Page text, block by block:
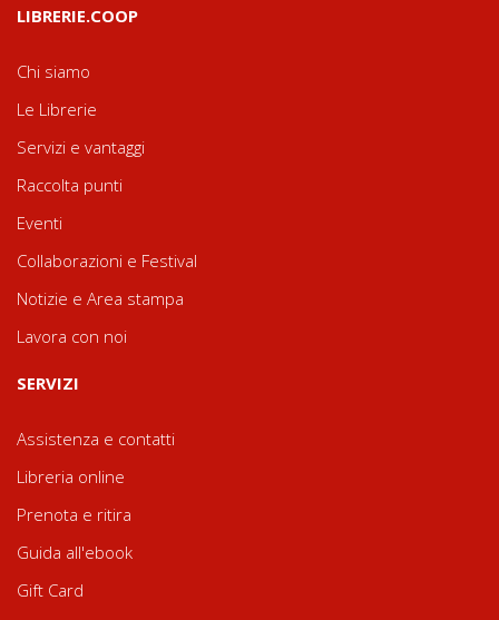
LIBRERIE.COOP
Chi siamo
Le Librerie
Servizi e vantaggi
Raccolta punti
Eventi
Collaborazioni e Festival
Notizie e Area stampa
Lavora con noi
SERVIZI
Assistenza e contatti
Libreria online
Prenota e ritira
Guida all'ebook
Gift Card